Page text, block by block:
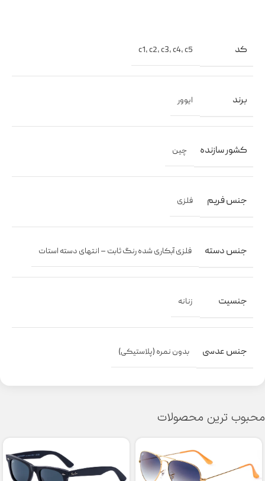
کد c1,c2,c3,c4,c5
برند ایوور
کشور سازنده چین
جنس فریم فلزی
جنس دسته فلزی آبکاری شده رنگ ثابت – انتهای دسته استات
جنسیت زنانه
جنس عدسی بدون نمره (پلاستیکی)
محبوب ترین محصولات